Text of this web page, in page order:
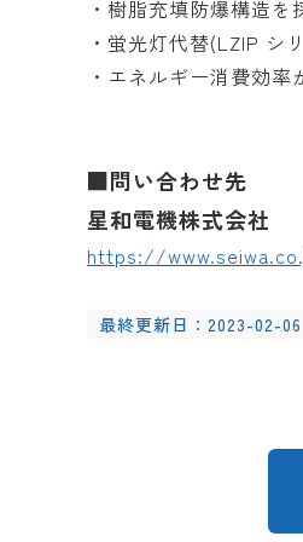
・樹脂充填防爆構造
・蛍光灯代替(LZIP シ
・エネルギー消費効率
■問い合わせ先
星和電機株式会社
https://
最終更新日：2023-02-06